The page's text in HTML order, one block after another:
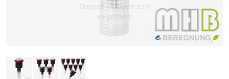
Doppelt antippen zum
vergrößern